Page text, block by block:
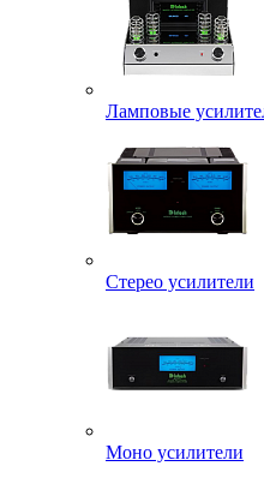
Ламповые
Стерео усилители
Моно усилители